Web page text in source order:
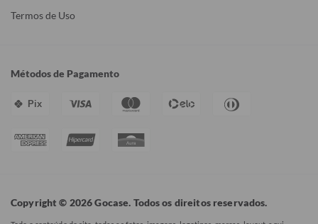
Termos de Uso
Métodos de Pagamento
Pix
Copyright © 2026 Gocase. Todos os direitos reservados.